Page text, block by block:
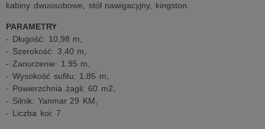
kabiny dwuosobowe, stół nawigacyjny, kingston.
PARAMETRY
- Długość: 10,98 m,
- Szerokość: 3,40 m,
- Zanurzenie: 1.95 m,
- Wysokość sufitu: 1.85 m,
- Powierzchnia żagli: 60 m2,
- Silnik: Yanmar 29 KM,
- Liczba koi: 7.